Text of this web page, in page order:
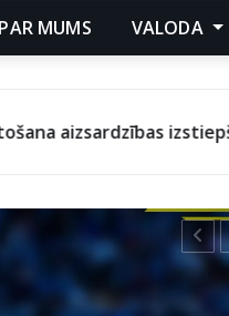
PAR MUMS VALODA
izstiepšanai